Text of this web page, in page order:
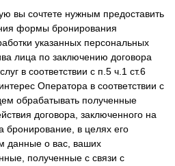
вы сочтете нужным предоставить
формы бронирования
указанных персональных
лица по заключению договора
в соответствии с п.5 ч.1 ст.6
Оператора в соответствии с
обрабатывать полученные
договора, заключенного на
бронирование, в целях его
данные о вас, ваших
полученные с связи с